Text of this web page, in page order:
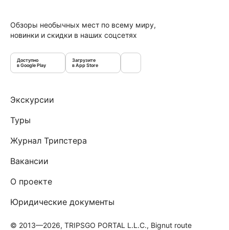
Обзоры необычных мест по всему миру,
новинки и скидки в наших соцсетях
Доступно
в Google Play
Загрузите
в App Store
Экскурсии
Туры
Журнал Трипстера
Вакансии
О проекте
Юридические документы
© 2013—2026, TRIPSGO PORTAL L.L.C., Bignut route